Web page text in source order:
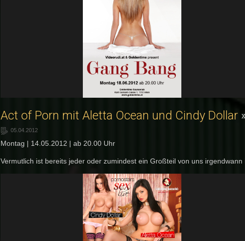
Act of Porn mit Aletta Ocean und Cindy Dollar
05.04.2012
Montag | 14.05.2012 | ab 20.00 Uhr
Vermutlich ist bereits jeder oder zumindest ein Großteil von uns irgendwann